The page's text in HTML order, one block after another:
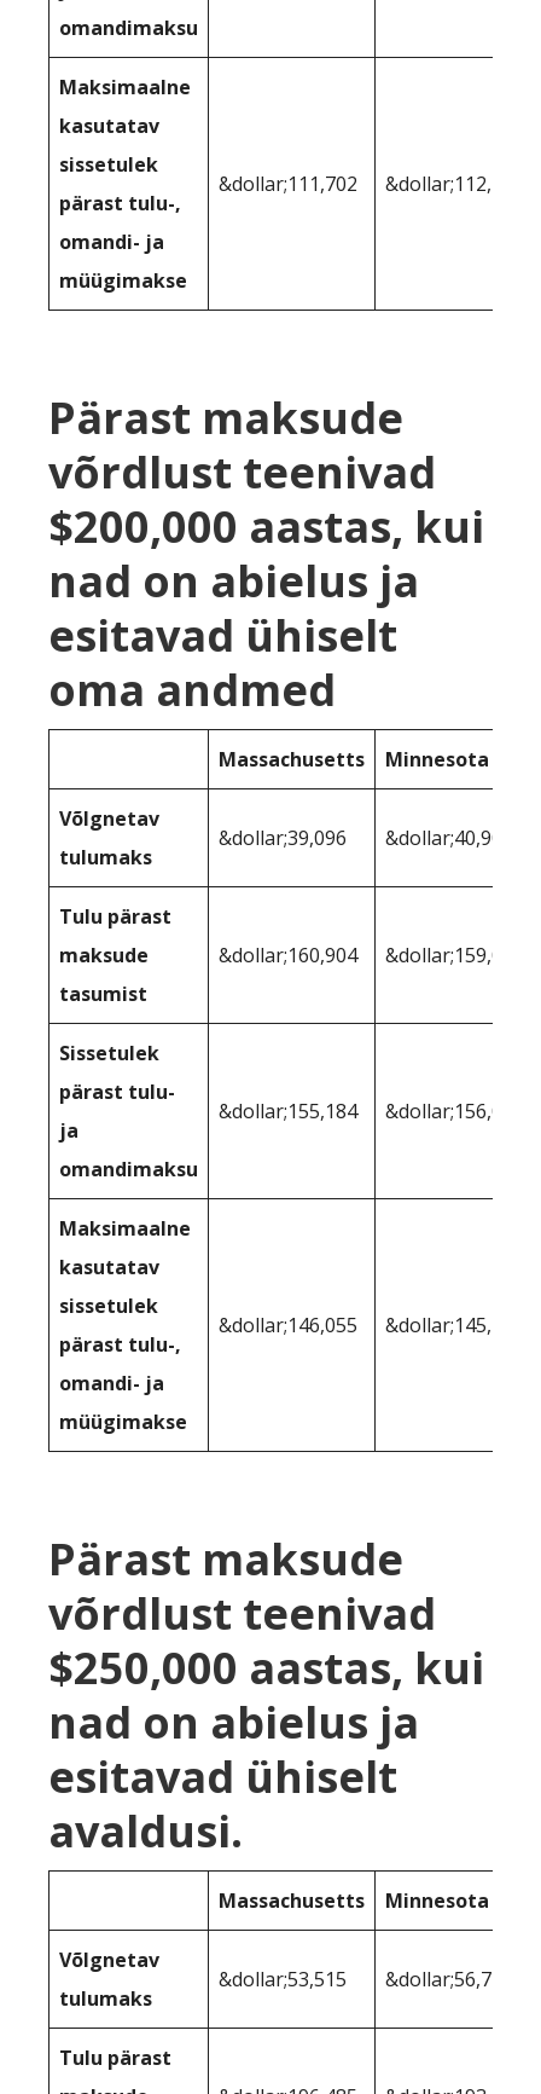
omandimaksu
Maksimaalne
kasutatav
sissetulek
pärast tulu-,
omandi- ja
müügimakse
&dollar;111,702 &dollar;112,185
Pärast maksude
võrdlust teenivad
$200,000 aastas, kui
nad on abielus ja
esitavad ühiselt
oma andmed
Massachusetts Minnesota
Võlgnetav
tulumaks
&dollar;39,096 &dollar;40,903
Tulu pärast
maksude
tasumist
&dollar;160,904 &dollar;159,097
Sissetulek
pärast tulu-
ja
omandimaksu
&dollar;155,184 &dollar;156,070
Maksimaalne
kasutatav
sissetulek
pärast tulu-,
omandi- ja
müügimakse
&dollar;146,055 &dollar;145,195
Pärast maksude
võrdlust teenivad
$250,000 aastas, kui
nad on abielus ja
esitavad ühiselt
avaldusi.
Massachusetts Minnesota
Võlgnetav
tulumaks
&dollar;53,515 &dollar;56,747
Tulu pärast